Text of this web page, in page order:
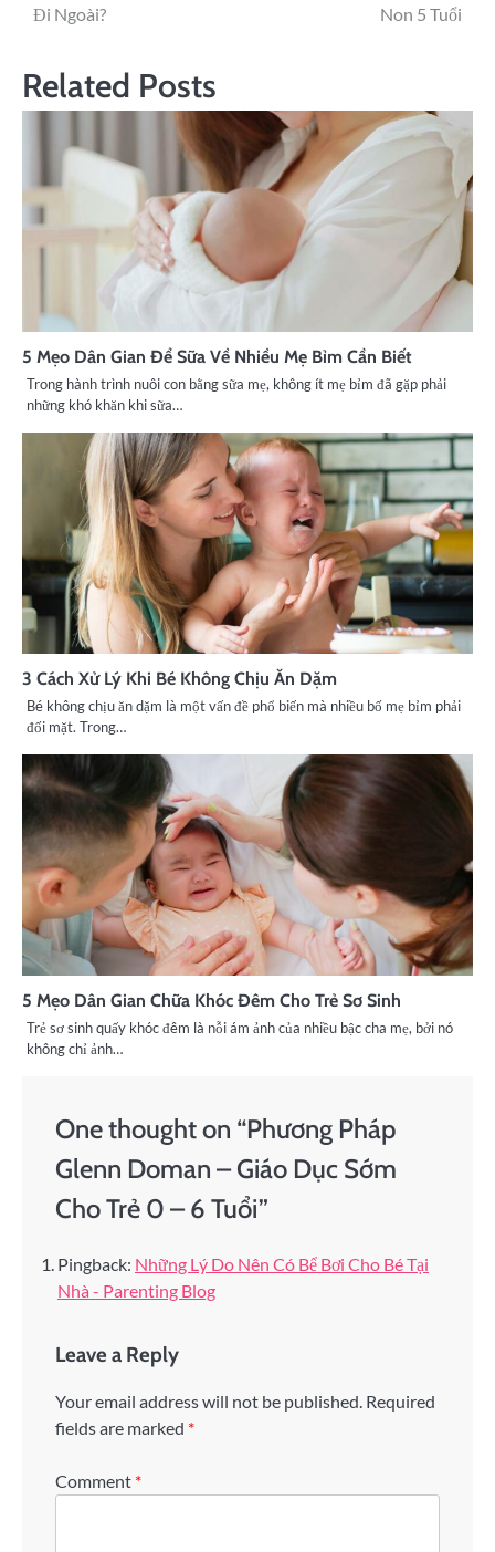
Đi Ngoài? Non 5 Tuổi
Related Posts
5 Mẹo Dân Gian Để Sữa Về Nhiều Mẹ Bỉm Cần Biết
Trong hành trình nuôi con bằng sữa mẹ, không ít mẹ bỉm đã gặp phải
những khó khăn khi sữa…
3 Cách Xử Lý Khi Bé Không Chịu Ăn Dặm
Bé không chịu ăn dặm là một vấn đề phổ biến mà nhiều bố mẹ bỉm phải
đối mặt. Trong…
5 Mẹo Dân Gian Chữa Khóc Đêm Cho Trẻ Sơ Sinh
Trẻ sơ sinh quấy khóc đêm là nỗi ám ảnh của nhiều bậc cha mẹ, bởi nó
không chỉ ảnh…
One thought on “Phương Pháp
Glenn Doman – Giáo Dục Sớm
Cho Trẻ 0 – 6 Tuổi”
Pingback: Những Lý Do Nên Có Bể Bơi Cho Bé Tại
Nhà - Parenting Blog
Leave a Reply
Your email address will not be published. Required
fields are marked *
Comment *